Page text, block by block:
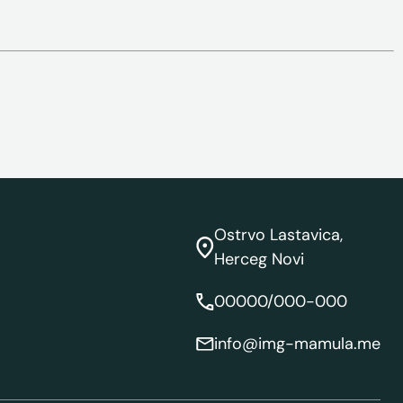
Ostrvo Lastavica,
Herceg Novi
00000/000-000
info@img-mamula.me